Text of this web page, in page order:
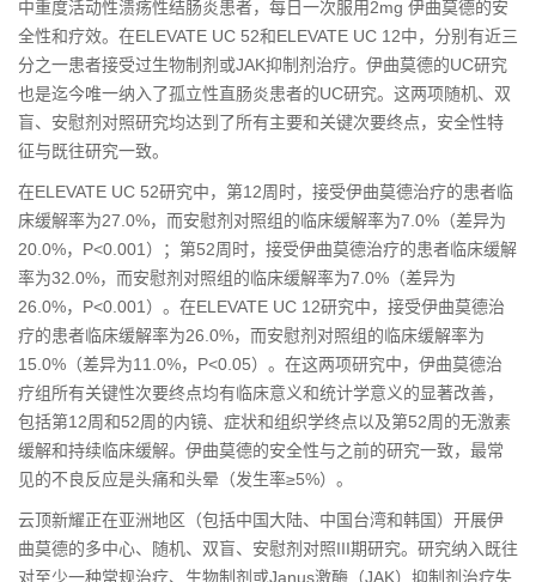
中重度活动性溃疡性结肠炎患者，每日一次服用2mg 伊曲莫德的安
全性和疗效。在ELEVATE UC 52和ELEVATE UC 12中，分别有近三
分之一患者接受过生物制剂或JAK抑制剂治疗。伊曲莫德的UC研究
也是迄今唯一纳入了孤立性直肠炎患者的UC研究。这两项随机、双
盲、安慰剂对照研究均达到了所有主要和关键次要终点，安全性特
征与既往研究一致。
在ELEVATE UC 52研究中，第12周时，接受伊曲莫德治疗的患者临
床缓解率为27.0%，而安慰剂对照组的临床缓解率为7.0%（差异为
20.0%，P<0.001）；第52周时，接受伊曲莫德治疗的患者临床缓解
率为32.0%，而安慰剂对照组的临床缓解率为7.0%（差异为
26.0%，P<0.001）。在ELEVATE UC 12研究中，接受伊曲莫德治
疗的患者临床缓解率为26.0%，而安慰剂对照组的临床缓解率为
15.0%（差异为11.0%，P<0.05）。在这两项研究中，伊曲莫德治
疗组所有关键性次要终点均有临床意义和统计学意义的显著改善，
包括第12周和52周的内镜、症状和组织学终点以及第52周的无激素
缓解和持续临床缓解。伊曲莫德的安全性与之前的研究一致，最常
见的不良反应是头痛和头晕（发生率≥5%）。
云顶新耀正在亚洲地区（包括中国大陆、中国台湾和韩国）开展伊
曲莫德的多中心、随机、双盲、安慰剂对照III期研究。研究纳入既往
对至少一种常规治疗、生物制剂或Janus激酶（JAK）抑制剂治疗失